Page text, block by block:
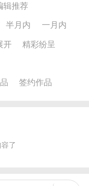
辑推荐
半月内
一月内
开
精彩纷呈
签约作品
了